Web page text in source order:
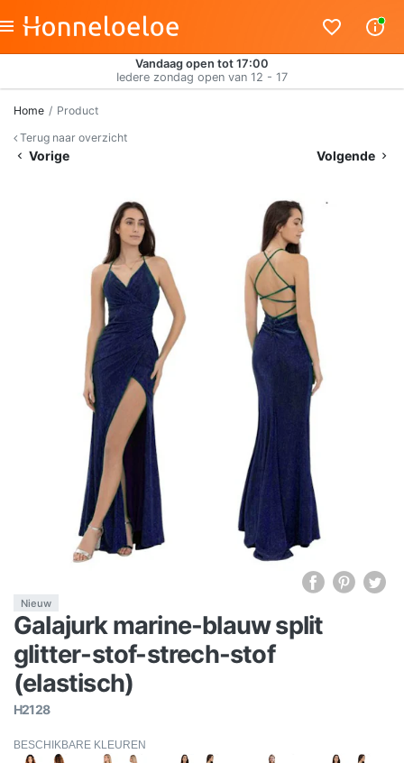
Vandaag open tot 17:00
Iedere zondag open van 12 - 17
Home
Product
Terug naar overzicht
Vorige Volgende
Nieuw
Galajurk marine-blauw split
glitter-stof-strech-stof
(elastisch)
H2128
BESCHIKBARE KLEUREN